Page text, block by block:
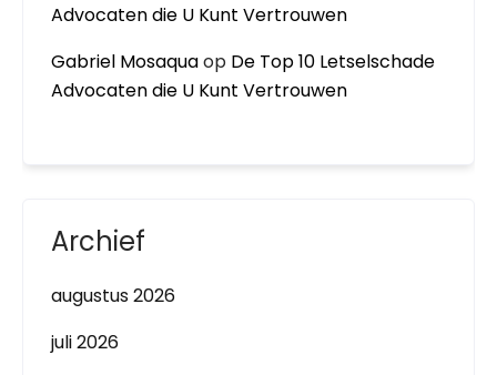
Advocaten die U Kunt Vertrouwen
Gabriel Mosaquaop De Top 10 Letselschade
Advocaten die U Kunt Vertrouwen
Archief
augustus 2026
juli 2026